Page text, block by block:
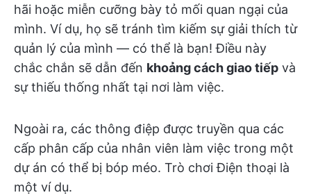
hãi hoặc miễn cưỡng bày tỏ mối quan ngại của
mình. Ví dụ, họ sẽ tránh tìm kiếm sự giải thích từ
quản lý của mình — có thể là bạn! Điều này
chắc chắn sẽ dẫn đến khoảng cách giao tiếp và
sự thiếu thống nhất tại nơi làm việc.
Ngoài ra, các thông điệp được truyền qua các
cấp phân cấp của nhân viên làm việc trong một
dự án có thể bị bóp méo. Trò chơi Điện thoại là
một ví dụ.